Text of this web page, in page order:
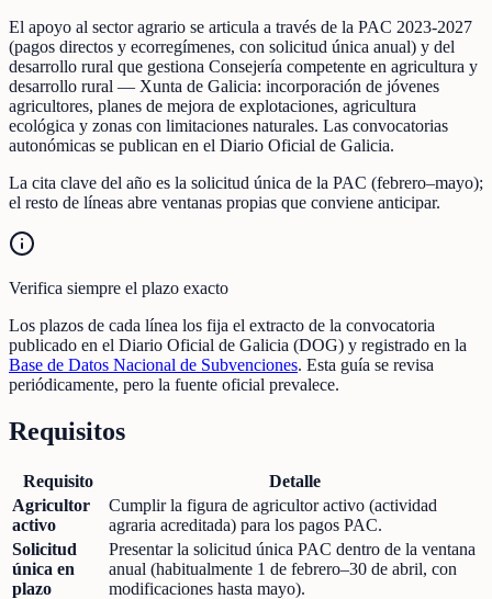
El apoyo al sector agrario se articula a través de la PAC 2023-2027
(pagos directos y ecorregímenes, con solicitud única anual) y del
desarrollo rural que gestiona Consejería competente en agricultura y
desarrollo rural — Xunta de Galicia: incorporación de jóvenes
agricultores, planes de mejora de explotaciones, agricultura
ecológica y zonas con limitaciones naturales. Las convocatorias
autonómicas se publican en el Diario Oficial de Galicia.
La cita clave del año es la solicitud única de la PAC (febrero–mayo);
el resto de líneas abre ventanas propias que conviene anticipar.
Verifica siempre el plazo exacto
Los plazos de cada línea los fija el extracto de la convocatoria
publicado en el Diario Oficial de Galicia (DOG) y registrado en la
Base de Datos Nacional de Subvenciones. Esta guía se revisa
periódicamente, pero la fuente oficial prevalece.
Requisitos
Requisito
Detalle
Agricultor
activo
Cumplir la figura de agricultor activo (actividad
agraria acreditada) para los pagos PAC.
Solicitud
única en
plazo
Presentar la solicitud única PAC dentro de la ventana
anual (habitualmente 1 de febrero–30 de abril, con
modificaciones hasta mayo).